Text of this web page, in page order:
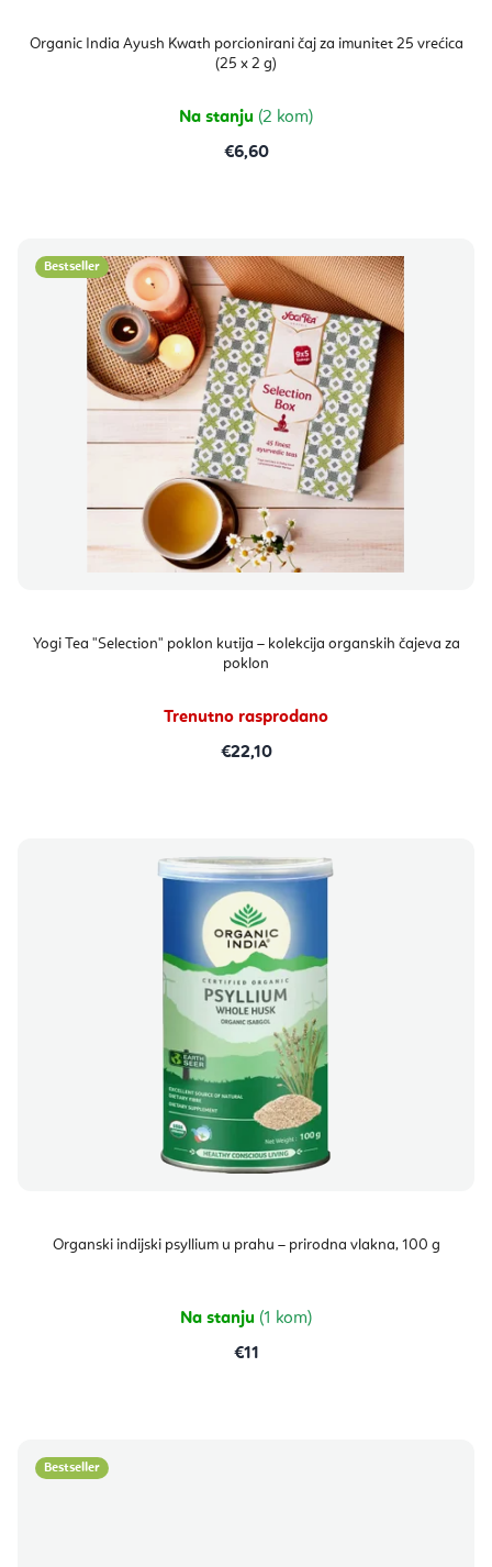
Organic India Ayush Kwath porcionirani čaj za imunitet 25 vrećica
(25 x 2 g)
Na stanju (2 kom)
€6,60
Bestseller
Yogi Tea "Selection" poklon kutija – kolekcija organskih čajeva za
poklon
Trenutno rasprodano
€22,10
Organski indijski psyllium u prahu – prirodna vlakna, 100 g
Na stanju (1 kom)
€11
Bestseller